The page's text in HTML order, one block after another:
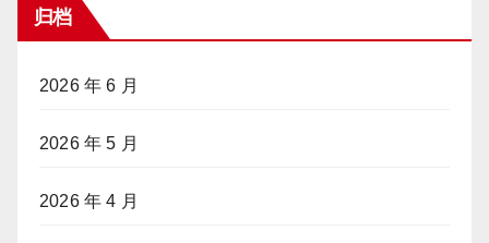
归档
2026 年 6 月
2026 年 5 月
2026 年 4 月